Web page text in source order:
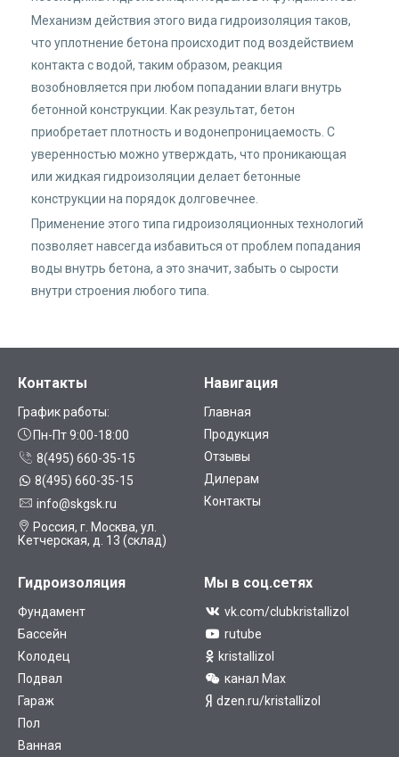
Механизм действия этого вида гидроизоляция таков,
что уплотнение бетона происходит под воздействием
контакта с водой, таким образом, реакция
возобновляется при любом попадании влаги внутрь
бетонной конструкции. Как результат, бетон
приобретает плотность и водонепроницаемость. С
уверенностью можно утверждать, что проникающая
или жидкая гидроизоляции делает бетонные
конструкции на порядок долговечнее.
Применение этого типа гидроизоляционных технологий
позволяет навсегда избавиться от проблем попадания
воды внутрь бетона, а это значит, забыть о сырости
внутри строения любого типа.
Контакты
График работы:
Пн-Пт 9:00-18:00
8(495) 660-35-15
8(495) 660-35-15
info@skgsk.ru
Россия, г. Москва, ул.
Кетчерская, д. 13 (склад)
Навигация
Главная
Продукция
Отзывы
Дилерам
Контакты
Гидроизоляция
Фундамент
Бассейн
Колодец
Подвал
Гараж
Пол
Ванная
Мы в соц.сетях
vk.com/clubkristallizol
rutube
kristallizol
канал Max
dzen.ru/kristallizol